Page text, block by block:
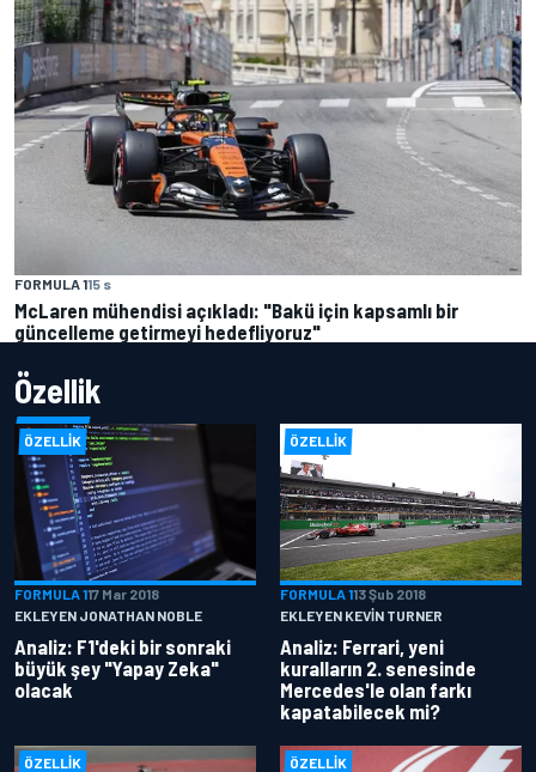
FORMULA 115 s
McLaren mühendisi açıkladı: "Bakü için kapsamlı bir
güncelleme getirmeyi hedefliyoruz"
Özellik
ÖZELLIK
FORMULA 117 Mar 2018
EKLEYEN JONATHAN NOBLE
Analiz: F1'deki bir sonraki
büyük şey "Yapay Zeka"
olacak
ÖZELLIK
FORMULA 113 Şub 2018
EKLEYEN KEVIN TURNER
Analiz: Ferrari, yeni
kuralların 2. senesinde
Mercedes'le olan farkı
kapatabilecek mi?
ÖZELLIK ÖZELLIK